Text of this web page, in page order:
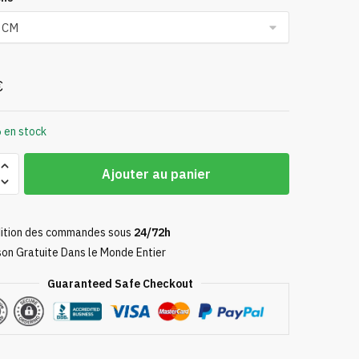
prix :
en stock
Ajouter au panier
des commandes sous 24/72h
Gratuite Dans le Monde Entier
Guaranteed Safe Checkout